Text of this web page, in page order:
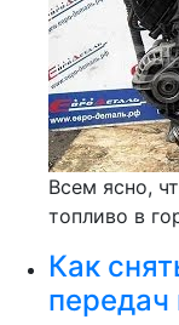
Всем ясно,
топливо в
Как
передач